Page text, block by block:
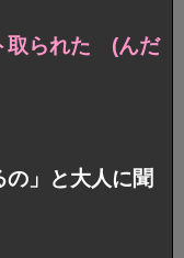
取られた (んだ
の」と大人に聞